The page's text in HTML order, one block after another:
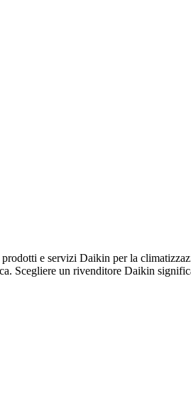
e servizi Daikin per la
Scegliere un rivenditore Daikin